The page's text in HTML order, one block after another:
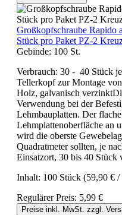
Großkopfschraube
Stück pro Paket PZ-2
Gebinde: 100 St.
Verbrauch: 30 - 40 Stück
Tellerkopf zur Montage
Holz, galvanisch
Verwendung bei der
Lehmbauplatten. Der
Lehmplattenoberfläche an
wird die oberste
Quadratmeter sollten, je
Einsatzort, 30 bis 40 Stück
Inhalt: 100 Stück (59,90 € /
Regulärer Preis: 5,99 €
Preise inkl. MwSt. zzgl.